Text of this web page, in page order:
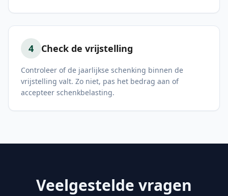
4 Check de vrijstelling
Controleer of de jaarlijkse schenking binnen de
vrijstelling valt. Zo niet, pas het bedrag aan of
accepteer schenkbelasting.
Veelgestelde vragen